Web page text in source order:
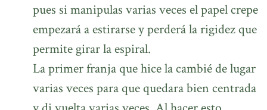
pues si manipulas varias veces el papel crepe
empezará a estirarse y perderá la rigidez que
permite girar la espiral.
La primer franja que hice la cambié de lugar
varias veces para que quedara bien centrada